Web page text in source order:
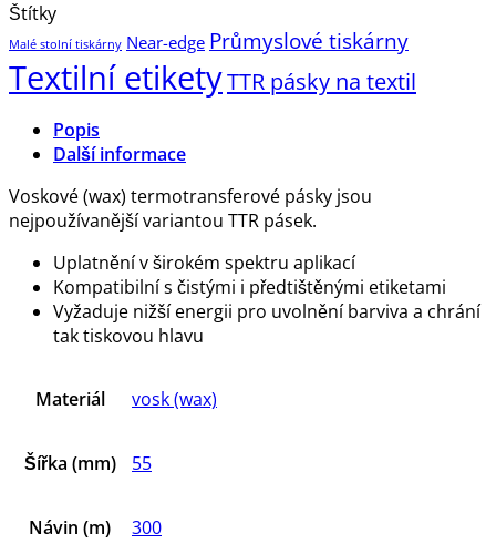
Štítky
Malé stolní tiskárny Near-edge Průmyslové tiskárny
Textilní etiketyTTR pásky na textil
Popis
Další informace
Voskové (wax) termotransferové pásky jsou
nejpoužívanější variantou TTR pásek.
Uplatnění v širokém spektru aplikací
Kompatibilní s čistými i předtištěnými etiketami
Vyžaduje nižší energii pro uvolnění barviva a chrání
tak tiskovou hlavu
Materiál vosk (wax)
Šířka (mm) 55
Návin (m) 300